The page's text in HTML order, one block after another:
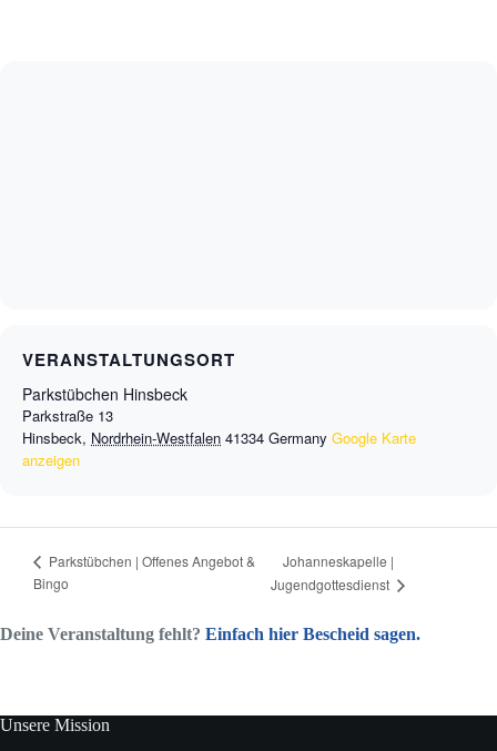
VERANSTALTUNGSORT
Parkstübchen Hinsbeck
Parkstraße 13
Hinsbeck, Nordrhein-Westfalen 41334 Germany Google Karte
anzeigen
Parkstübchen | Offenes Angebot &
Bingo
Johanneskapelle |
Jugendgottesdienst
Deine Veranstaltung fehlt? Einfach hier Bescheid sagen.
Unsere Mission